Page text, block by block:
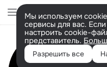
Мы используем
сервисы для вас.
настроить cookie-
представитель.
Разрешить все